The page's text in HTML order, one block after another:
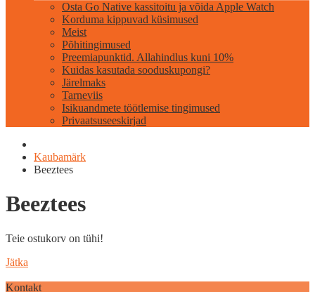
Osta Go Native kassitoitu ja võida Apple Watch
Korduma kippuvad küsimused
Meist
Põhitingimused
Preemiapunktid. Allahindlus kuni 10%
Kuidas kasutada sooduskupongi?
Järelmaks
Tarneviis
Isikuandmete töötlemise tingimused
Privaatsuseeskirjad
Kaubamärk
Beeztees
Beeztees
Teie ostukorv on tühi!
Jätka
Kontakt